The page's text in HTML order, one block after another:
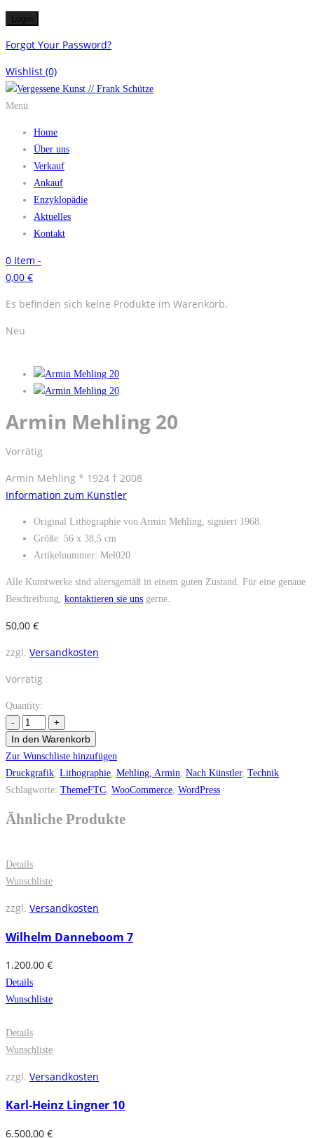
Forgot Your Password?
Wishlist (0)
Menü
Home
Über uns
Verkauf
Ankauf
Enzyklopädie
Aktuelles
Kontakt
0 Item -
0,00 €
Es befinden sich keine Produkte im Warenkorb.
Neu
Armin Mehling 20
Vorrätig
Armin Mehling * 1924 † 2008
Information zum Künstler
Original Lithographie von Armin Mehling, signiert 1968.
Größe: 56 x 38,5 cm
Artikelnummer: Mel020
Alle Kunstwerke sind altersgemäß in einem guten Zustand. Für eine genaue
Beschreibung, kontaktieren sie uns gerne.
50,00 €
zzgl. Versandkosten
Vorrätig
Quantity:
In den Warenkorb
Zur Wunschliste hinzufügen
Druckgrafik Lithographie Mehling, Armin Nach Künstler, Technik
Schlagworte: ThemeFTC WooCommerce WordPress
Ähnliche Produkte
Details
Wunschliste
zzgl. Versandkosten
Wilhelm Danneboom 7
1.200,00 €
Details
Wunschliste
Details
Wunschliste
zzgl. Versandkosten
Karl-Heinz Lingner 10
6.500,00 €